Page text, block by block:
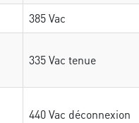
385 Vac
335 Vac tenue
440 Vac déconnexion